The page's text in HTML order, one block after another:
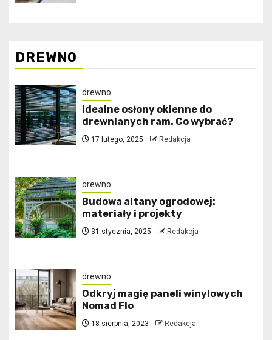
DREWNO
drewno
Idealne osłony okienne do
drewnianych ram. Co wybrać?
17 lutego, 2025 Redakcja
drewno
Budowa altany ogrodowej:
materiały i projekty
31 stycznia, 2025 Redakcja
drewno
Odkryj magię paneli winylowych
Nomad Flo
18 sierpnia, 2023 Redakcja